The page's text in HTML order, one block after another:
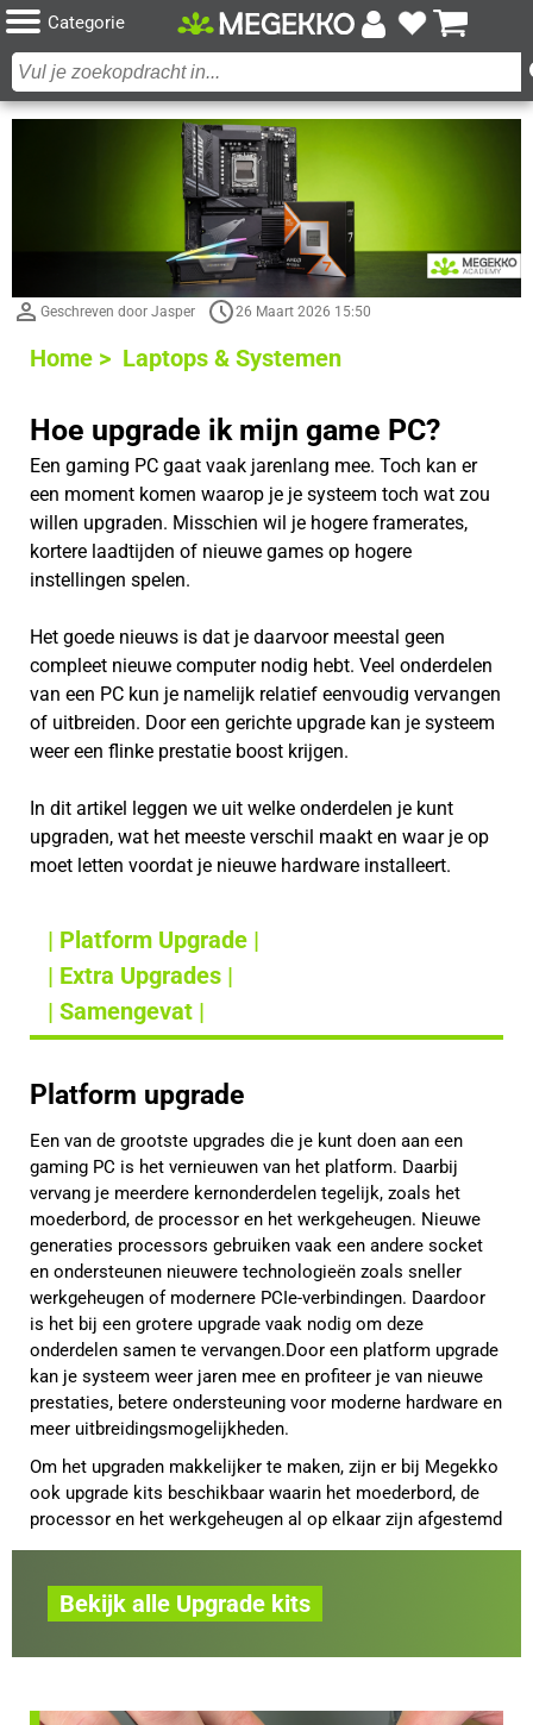
Categorie
Geschreven door Jasper 26 Maart 2026 15:50
Home > Laptops & Systemen
Hoe upgrade ik mijn game PC?
Een gaming PC gaat vaak jarenlang mee. Toch kan er
een moment komen waarop je je systeem toch wat zou
willen upgraden. Misschien wil je hogere framerates,
kortere laadtijden of nieuwe games op hogere
instellingen spelen.
Het goede nieuws is dat je daarvoor meestal geen
compleet nieuwe computer nodig hebt. Veel onderdelen
van een PC kun je namelijk relatief eenvoudig vervangen
of uitbreiden. Door een gerichte upgrade kan je systeem
weer een flinke prestatie boost krijgen.
In dit artikel leggen we uit welke onderdelen je kunt
upgraden, wat het meeste verschil maakt en waar je op
moet letten voordat je nieuwe hardware installeert.
| Platform Upgrade |
| Extra Upgrades |
| Samengevat |
Platform upgrade
Een van de grootste upgrades die je kunt doen aan een
gaming PC is het vernieuwen van het platform. Daarbij
vervang je meerdere kernonderdelen tegelijk, zoals het
moederbord, de processor en het werkgeheugen. Nieuwe
generaties processors gebruiken vaak een andere socket
en ondersteunen nieuwere technologieën zoals sneller
werkgeheugen of modernere PCIe-verbindingen. Daardoor
is het bij een grotere upgrade vaak nodig om deze
onderdelen samen te vervangen.Door een platform upgrade
kan je systeem weer jaren mee en profiteer je van nieuwe
prestaties, betere ondersteuning voor moderne hardware en
meer uitbreidingsmogelijkheden.
Om het upgraden makkelijker te maken, zijn er bij Megekko
ook upgrade kits beschikbaar waarin het moederbord, de
processor en het werkgeheugen al op elkaar zijn afgestemd
Bekijk alle Upgrade kits